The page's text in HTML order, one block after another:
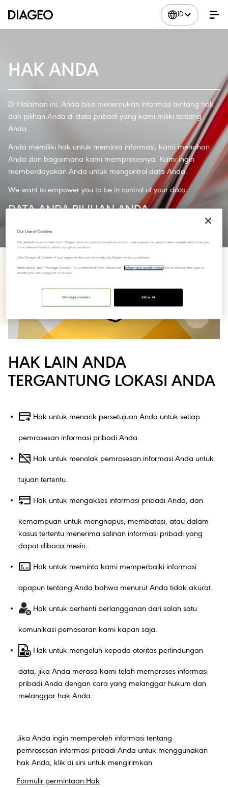
ID
HAK ANDA
Di Halaman ini, Anda bisa menemukan informasi tentang hak
dan pilihan Anda di data pribadi yang kami miliki tentang
Anda.
Anda memiliki hak untuk meminta informasi, kami menahan
Anda dan bagaimana kami memprosesnya. Kami ingin
memberdayakan Anda untuk mengontrol data Anda.
We want to empower you to be in control ofyour data
DATA ANDA PILIHAN ANDA
HAK LAIN ANDA
TERGANTUNG LOKASI ANDA
Hak untuk menarik persetujuan Anda untuk setiap
pemrosesan informasi pribadi Anda.
Hak untuk menolak pemrosesan informasi Anda untuk
tujuan tertentu.
Hak untuk mengakses informasi pribadi Anda, dan
kemampuan untuk menghapus, membatasi, atau dalam
kasus tertentu menerima salinan informasi pribadi yang
dapat dibaca mesin.
Hak untuk meminta kami memperbaiki informasi
apapun tentang Anda bahwa menurut Anda tidak akurat.
Hak untuk berhenti berlangganan dari salah satu
komunikasi pemasaran kami kapan saja.
Hak untuk mengeluh kepada otoritas perlindungan
data, jika Anda merasa kami telah memproses informasi
pribadi Anda dengan cara yang melanggar hukum dan
melanggar hak Anda.
Jika Anda ingin memperoleh informasi tentang
pemrosesan informasi pribadi Anda untuk menggunakan
hak Anda, klik di sini untuk mengirimkan
Formulir permintaan Hak
Our Use of Cookies
Our website uses cookies from Diageo and our partners to enhance your user experience, personalize content and show you
more relevant adverts about our great products.
Click "Accept all Cookies" if you agree to the use of cookies by Diageo and our partners.
Alternatively, click “Manage Cookies” to understand more about our privacy and cookie notice and to choose the type of
cookies you are happy for us to use.
Allow All
Manage cookies